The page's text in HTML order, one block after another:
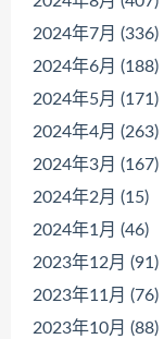
2024年7月 (336)
2024年6月 (188)
2024年5月 (171)
2024年4月 (263)
2024年3月 (167)
2024年2月 (15)
2024年1月 (46)
2023年12月 (91)
2023年11月 (76)
2023年10月 (88)